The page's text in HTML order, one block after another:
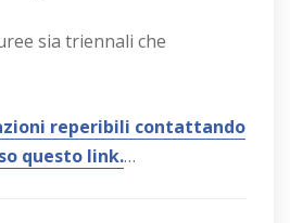
sia triennali che
reperibili contattando
questo link.…